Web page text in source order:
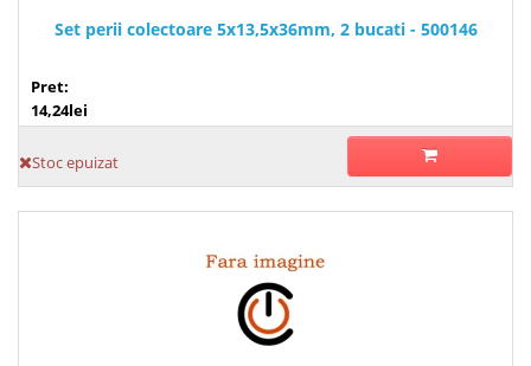
Set perii colectoare 5x13,5x36mm, 2 bucati - 500146
Pret:
14,24lei
Stoc epuizat